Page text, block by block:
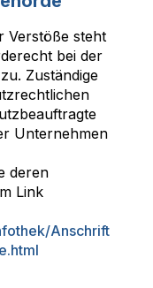
Verstöße steht
bei der
Zuständige
Unternehmen
deren
Link
Anschrift